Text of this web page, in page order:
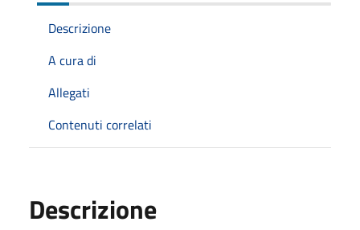
Descrizione
A cura di
Allegati
Contenuti correlati
Descrizione